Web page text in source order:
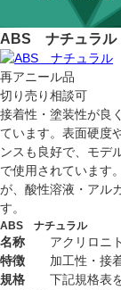
ABS ナチュラル
再アニール品
切り売り相談可
接着性・塗装性が良
ています。表面硬度
ンスも良好で、モデ
で使用されています
が、酸性溶液・アル
す。
ABS ナチュラル
名称
アクリロニ
特徴
加工性・接
規格
下記規格表